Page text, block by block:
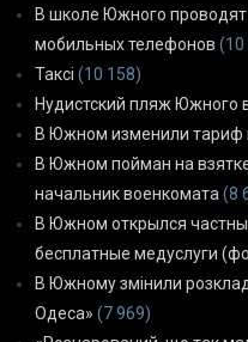
В школе Южного
мобильных телефонов (10
Таксі (10 158)
Нудистский пляж Южного
В Южном изменили тариф
В Южном пойман на
начальник военкомата (8
В Южном открылся
бесплатные медуслуги
В Южному змінили
Одеса» (7 969)